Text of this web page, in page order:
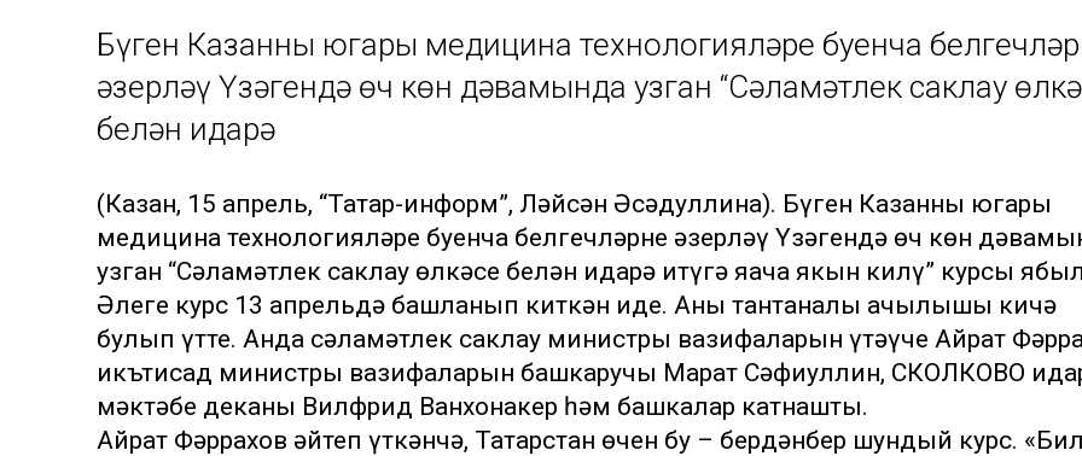
Бүген Казанның югары медицина технологияләре буенча
әзерләү Үзәгендә өч көн дәвамында узган “Сәламәтлек саклау
белән идарә
(Казан, 15 апрель, “Татар-информ”, Ләйсән Әсәдуллина). Бүген Казанның югары
медицина технологияләре буенча белгечләрне әзерләү Үзәгендә өч көн
узган “Сәламәтлек саклау өлкәсе белән идарә итүгә яңача якын килү” курсы
Әлеге курс 13 апрельдә башланып киткән иде. Аның тантаналы ачылышы кичә
булып үтте. Анда сәламәтлек саклау министры вазифаларын үтәүче Айрат
икътисад министры вазифаларын башкаручы Марат Сәфиуллин, СКОЛКОВО
мәктәбе деканы Вилфрид Ванхонакер һәм башкалар катнашты.
Айрат Фәррахов әйтеп үткәнчә, Татарстан өчен бу – бердәнбер шундый курс.